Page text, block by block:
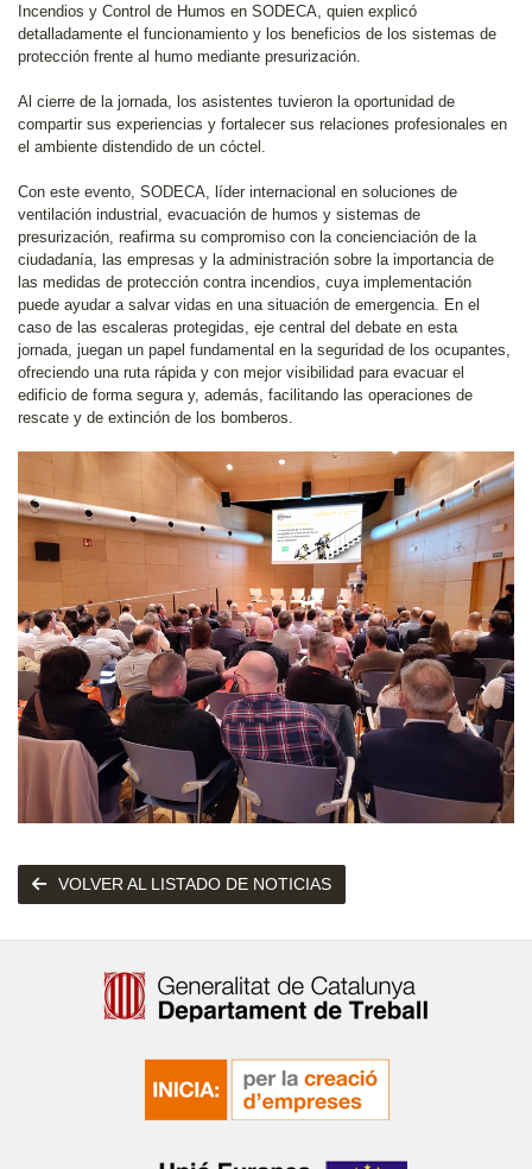
Incendios y Control de Humos en SODECA, quien explicó
detalladamente el funcionamiento y los beneficios de los sistemas de
protección frente al humo mediante presurización.
Al cierre de la jornada, los asistentes tuvieron la oportunidad de
compartir sus experiencias y fortalecer sus relaciones profesionales en
el ambiente distendido de un cóctel.
Con este evento, SODECA, líder internacional en soluciones de
ventilación industrial, evacuación de humos y sistemas de
presurización, reafirma su compromiso con la concienciación de la
ciudadanía, las empresas y la administración sobre la importancia de
las medidas de protección contra incendios, cuya implementación
puede ayudar a salvar vidas en una situación de emergencia. En el
caso de las escaleras protegidas, eje central del debate en esta
jornada, juegan un papel fundamental en la seguridad de los ocupantes,
ofreciendo una ruta rápida y con mejor visibilidad para evacuar el
edificio de forma segura y, además, facilitando las operaciones de
rescate y de extinción de los bomberos.
VOLVER AL LISTADO DE NOTICIAS